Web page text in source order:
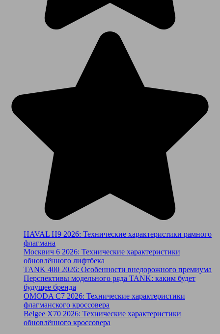
HAVAL H9 2026: Технические характеристики рамного
флагмана
Москвич 6 2026: Технические характеристики
обновлённого лифтбека
TANK 400 2026: Особенности внедорожного премиума
Перспективы модельного ряда TANK: каким будет
будущее бренда
OMODA C7 2026: Технические характеристики
флагманского кроссовера
Belgee X70 2026: Технические характеристики
обновлённого кроссовера